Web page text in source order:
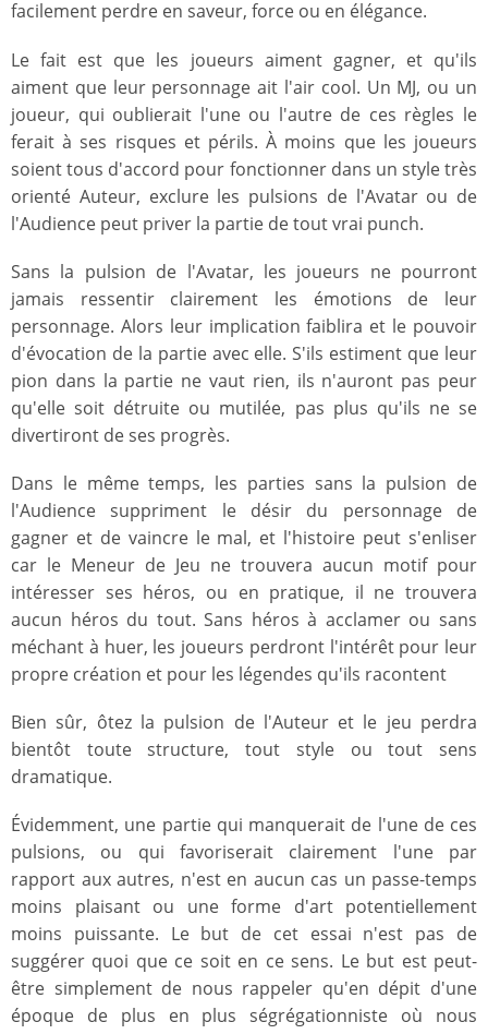
facilement perdre en saveur, force ou en élégance.
Le fait est que les joueurs aiment gagner, et qu'ils
aiment que leur personnage ait l'air cool. Un MJ, ou un
joueur, qui oublierait l'une ou l'autre de ces règles le
ferait à ses risques et périls. À moins que les joueurs
soient tous d'accord pour fonctionner dans un style très
orienté Auteur, exclure les pulsions de l'Avatar ou de
l'Audience peut priver la partie de tout vrai punch.
Sans la pulsion de l'Avatar, les joueurs ne pourront
jamais ressentir clairement les émotions de leur
personnage. Alors leur implication faiblira et le pouvoir
d'évocation de la partie avec elle. S'ils estiment que leur
pion dans la partie ne vaut rien, ils n'auront pas peur
qu'elle soit détruite ou mutilée, pas plus qu'ils ne se
divertiront de ses progrès.
Dans le même temps, les parties sans la pulsion de
l'Audience suppriment le désir du personnage de
gagner et de vaincre le mal, et l'histoire peut s'enliser
car le Meneur de Jeu ne trouvera aucun motif pour
intéresser ses héros, ou en pratique, il ne trouvera
aucun héros du tout. Sans héros à acclamer ou sans
méchant à huer, les joueurs perdront l'intérêt pour leur
propre création et pour les légendes qu'ils racontent
Bien sûr, ôtez la pulsion de l'Auteur et le jeu perdra
bientôt toute structure, tout style ou tout sens
dramatique.
Évidemment, une partie qui manquerait de l'une de ces
pulsions, ou qui favoriserait clairement l'une par
rapport aux autres, n'est en aucun cas un passe-temps
moins plaisant ou une forme d'art potentiellement
moins puissante. Le but de cet essai n'est pas de
suggérer quoi que ce soit en ce sens. Le but est peut-
être simplement de nous rappeler qu'en dépit d'une
époque de plus en plus ségrégationniste où nous